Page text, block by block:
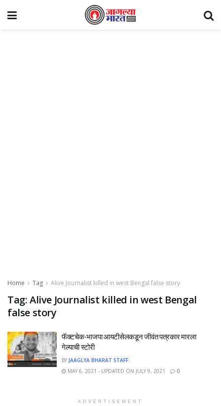
Home Tag Alive Journalist killed in west Bengal false story
Tag:Alive Journalist killed in west Bengal
false story
फॅक्टचेक-भाजपा आयटीसेलकडून जीवंत पत्रकार मारला
गेल्याची स्टोरी
BY JAAGLYA BHARAT STAFF
MAY 6, 2021 - UPDATED ON JULY 9, 2021
0
ADVERTISEMENT